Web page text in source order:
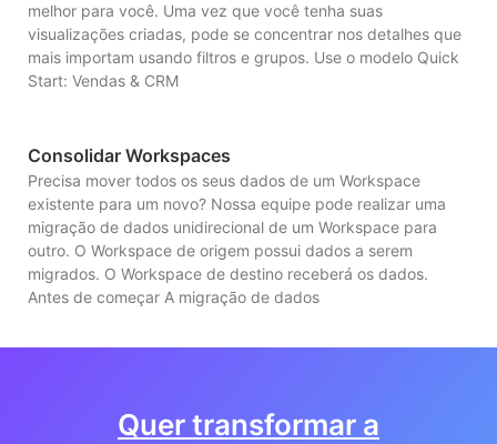
melhor para você. Uma vez que você tenha suas
visualizações criadas, pode se concentrar nos detalhes que
mais importam usando filtros e grupos. Use o modelo Quick
Start: Vendas & CRM
Consolidar Workspaces
Precisa mover todos os seus dados de um Workspace
existente para um novo? Nossa equipe pode realizar uma
migração de dados unidirecional de um Workspace para
outro. O Workspace de origem possui dados a serem
migrados. O Workspace de destino receberá os dados.
Antes de começar A migração de dados
Quer transformar a